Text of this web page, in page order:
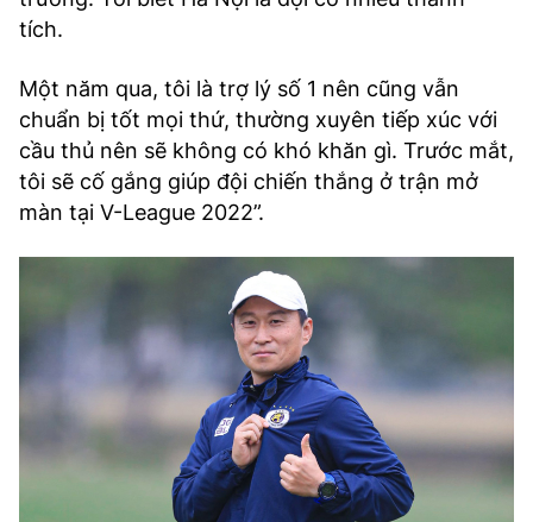
tích.
Một năm qua, tôi là trợ lý số 1 nên cũng vẫn
chuẩn bị tốt mọi thứ, thường xuyên tiếp xúc với
cầu thủ nên sẽ không có khó khăn gì. Trước mắt,
tôi sẽ cố gắng giúp đội chiến thắng ở trận mở
màn tại V-League 2022”.